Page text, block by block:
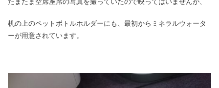
机の上のペットボトルホルダーにも、最初からミネラルウォータ
ーが用意されています。